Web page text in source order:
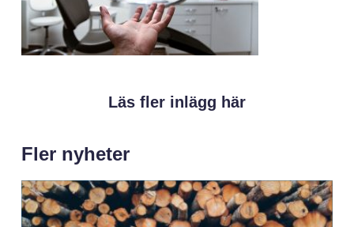
Läs fler inlägg här
Fler nyheter